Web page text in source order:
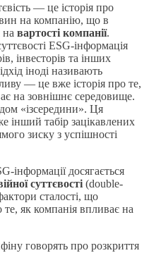
— це історія про
на компанію, що в
на вартості компанії.
ESG-інформація
інвесторів та інших
іноді називають
— це вже історія про те,
на зовнішнє середовище.
«ізсередини». Ця
інший табір зацікавлених
зиску з успішності
інформації досягається
суттєвості (double-
сталості, що
як компанія впливає на
говорять про розкриття